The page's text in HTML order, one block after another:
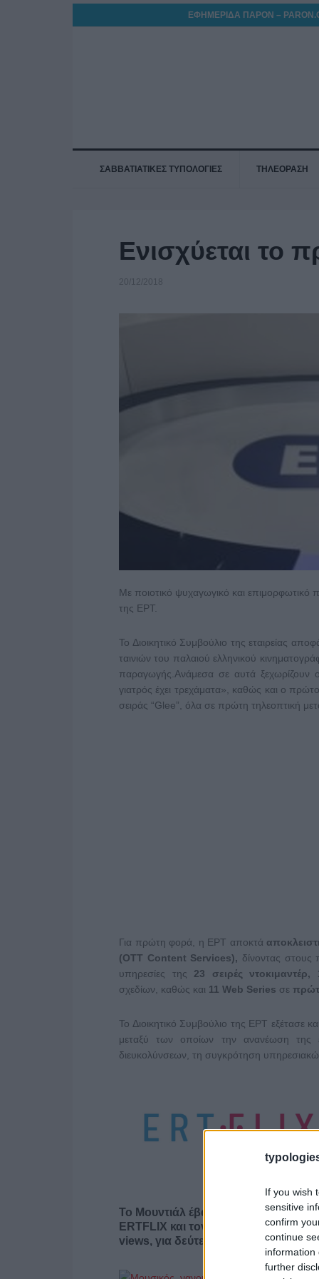
If you wish
sensitive
confirm
continue
information
further
ΕΦΗΜΕΡΙΔΑ ΠΑΡΟΝ –
ΣΑΒΒΑΤΙΑΤΙΚΕΣ ΤΥΠΟΛΟΓΙΕΣ ΤΗΛΕΟΡΑΣΗ
Ενισχύεται το
20/12/2018
Με ποιοτικό ψυχαγωγικό και επιμορφωτικό
της ΕΡΤ.
Το Διοικητικό Συμβούλιο της εταιρείας
ταινιών του παλαιού ελληνικού
παραγωγής.Ανάμεσα σε αυτά ξεχωρίζουν
γιατρός έχει τρεχάματα», καθώς και ο
σειράς “Glee”, όλα σε πρώτη τηλεοπτική
Για πρώτη φορά, η ΕΡΤ αποκτά
(OTT Content Services), δίνοντας στους
υπηρεσίες της 23 σειρές ντοκιμαντέρ,
σχεδίων, καθώς και 11 Web Series σε
Το Διοικητικό Συμβούλιο της ΕΡΤ εξέτασε
μεταξύ των οποίων την ανανέωση της
διευκολύνσεων, τη συγκρότηση
Το Μουντιάλ έβαλε γκολ στις
ERTFLIX και τον Ιούλιο με 22.551.894
views, για δεύτερο συνεχόμενο μήνα